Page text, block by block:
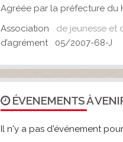
Agréée par la préfecture du
Association de jeunesse et
d’agrément 05/2007-68-J
ÉVENEMENTS À
Il n'y a pas d'événement